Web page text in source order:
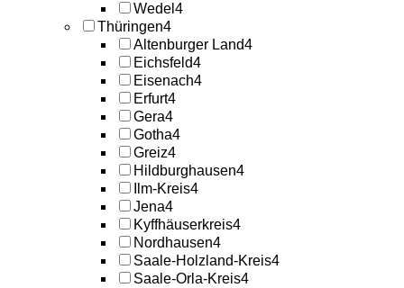
Wedel 4
Thüringen4
Altenburger Land4
Eichsfeld4
Eisenach4
Erfurt4
Gera4
Gotha4
Greiz4
Hildburghausen4
Ilm-Kreis4
Jena4
Kyffhäuserkreis4
Nordhausen4
Saale-Holzland-Kreis4
Saale-Orla-Kreis4